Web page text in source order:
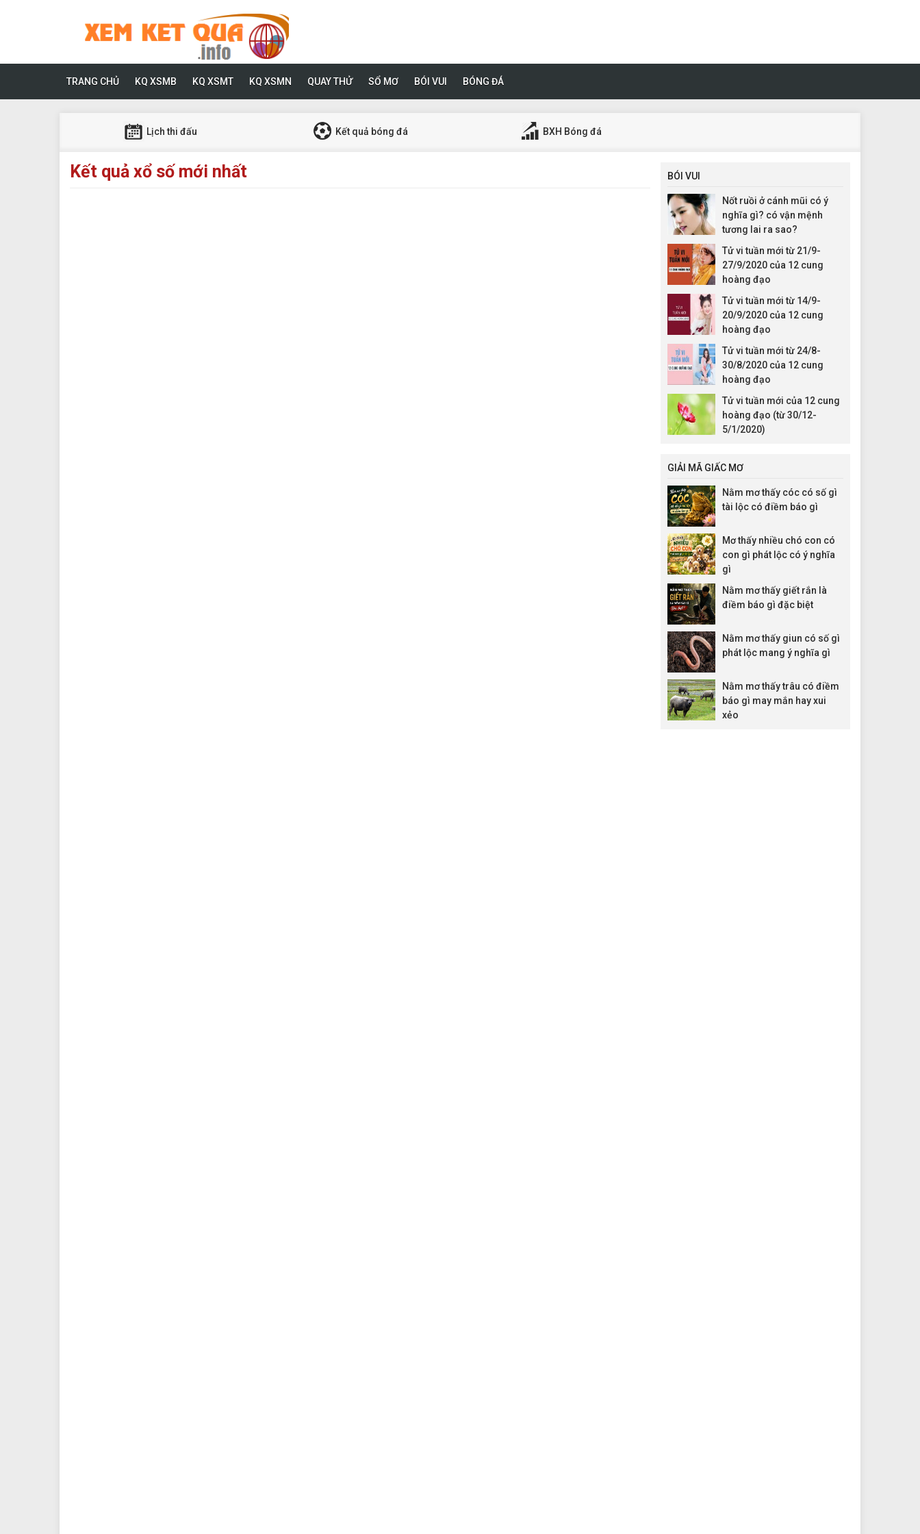
TRANG CHỦ KQ XSMB KQ XSMT KQ XSMN QUAY THỬ SỔ MƠ BÓI VUI BÓNG ĐÁ
Lịch thi đấu Kết quả bóng đá BXH Bóng đá
Kết quả xổ số mới nhất BÓI VUI
Nốt ruồi ở cánh mũi có ý
nghĩa gì? có vận mệnh
tương lai ra sao?
Tử vi tuần mới từ 21/9-
27/9/2020 của 12 cung
hoàng đạo
Tử vi tuần mới từ 14/9-
20/9/2020 của 12 cung
hoàng đạo
Tử vi tuần mới từ 24/8-
30/8/2020 của 12 cung
hoàng đạo
Tử vi tuần mới của 12 cung
hoàng đạo (từ 30/12-
5/1/2020)
GIẢI MÃ GIẤC MƠ
Nằm mơ thấy cóc có số gì
tài lộc có điềm báo gì
Mơ thấy nhiều chó con có
con gì phát lộc có ý nghĩa
gì
Nằm mơ thấy giết rắn là
điềm báo gì đặc biệt
Nằm mơ thấy giun có số gì
phát lộc mang ý nghĩa gì
Nằm mơ thấy trâu có điềm
báo gì may mắn hay xui
xẻo